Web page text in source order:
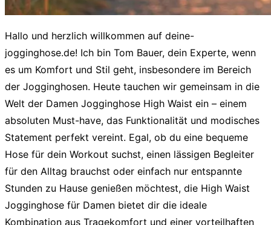
Hallo und herzlich willkommen auf deine-
jogginghose.de! Ich bin Tom Bauer, dein Experte, wenn
es um Komfort und Stil geht, insbesondere im Bereich
der Jogginghosen. Heute tauchen wir gemeinsam in die
Welt der Damen Jogginghose High Waist ein – einem
absoluten Must-have, das Funktionalität und modisches
Statement perfekt vereint. Egal, ob du eine bequeme
Hose für dein Workout suchst, einen lässigen Begleiter
für den Alltag brauchst oder einfach nur entspannte
Stunden zu Hause genießen möchtest, die High Waist
Jogginghose für Damen bietet dir die ideale
Kombination aus Tragekomfort und einer vorteilhaften